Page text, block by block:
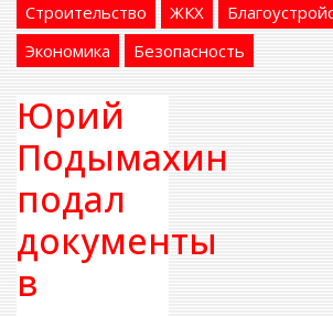
Строительство
ЖКХ
Экономика
Безопасность
Юрий
Подымахин
подал
документы
в